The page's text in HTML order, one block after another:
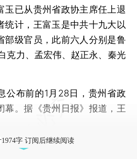
玉已从贵州省政协主席任上退
统计，王富玉是中共十九大以
部级官员，此前六人分别是鲁
克力、孟宏伟、赵正永、秦光
布前的1月28日，贵州省政
幕。据《贵州日报》报道，王
字 订阅后继续阅读